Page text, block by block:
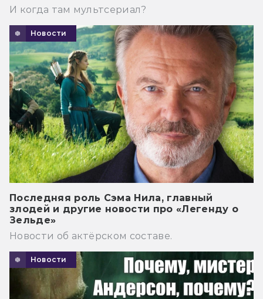
И когда там мультсериал?
Новости
Последняя роль Сэма Нила, главный
злодей и другие новости про «Легенду о
Зельде»
Новости об актёрском составе.
Новости